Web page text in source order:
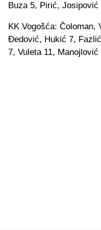
Buza 5, Pirić, Josipović
KK Vogošća: Čoloman,
Đedović, Hukić 7,
7, Vuleta 11, Manojlović